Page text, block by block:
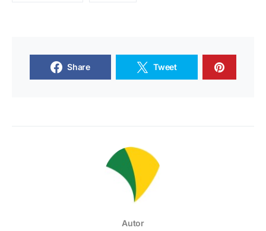
Share Tweet
Autor